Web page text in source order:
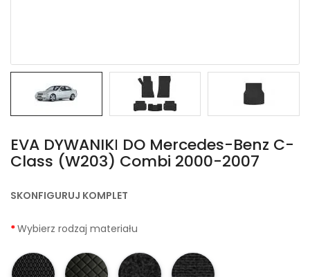
EVA DYWANIKІ DO Mercedes-Benz C-
Class (W203) Combi 2000-2007
SKONFIGURUJ KOMPLET
Wybierz rodzaj materiału